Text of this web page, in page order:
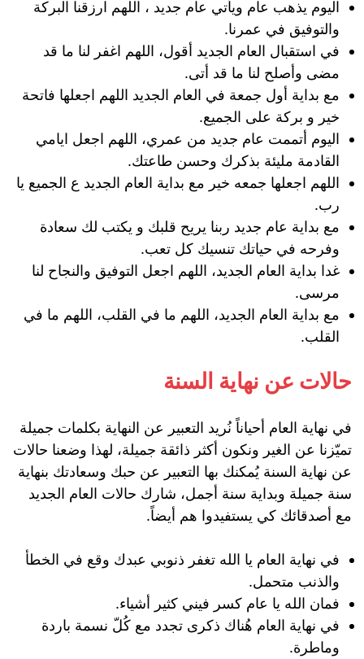
اليوم يذهب عام ويأتي عام جديد ، اللهم ارزقنا البركة
والتوفيق في عمرنا.
في استقبال العام الجديد أقول، اللهم اغفر لنا ما قد
مضى وأصلح لنا ما قد أتى.
مع بداية أول جمعة في العام الجديد اللهم اجعلها فاتحة
خير و بركة على الجميع.
اليوم أتممت عام جديد من عمري، اللهم اجعل ايامي
القادمة مليئة بذكرك وحسن طاعتك.
اللهم اجعلها جمعه خير مع بداية العام الجديد ع الجميع يا
رب.
مع بداية عام جديد ربنا يريح قلبك و يكتب لك سعادة
وفرحه في حياتك تنسيك كل تعب.
غدا بداية العام الجديد، اللهم اجعل التوفيق والنجاح لنا
مرسى.
مع بداية العام الجديد، اللهم ما في القلب، اللهم ما في
القلب.
حالات عن نهاية السنة
في نهاية العام أحياناً نُريد التعبير عن النهاية بكلمات جميلة
تميّزنا عن الغير ونكون أكثر ذائقة جميلة، لهذا وضعنا حالات
عن نهاية السنة يُمكنك بها التعبير عن حبك وسعادتك بنهاية
سنة جميلة وبداية سنة أجمل، شارك حالات العام الجديد
مع أصدقائك كي يستفيدوا هم أيضاً.
في نهاية العام يا الله تغفر ذنوبي عبدك وقع في الخطأ
والذنب متحمل.
فمان الله يا عام كسر فيني كثير أشياء.
في نهاية العام هُناك ذكرى تجدد مع كُلّ نسمة باردة
وماطرة.